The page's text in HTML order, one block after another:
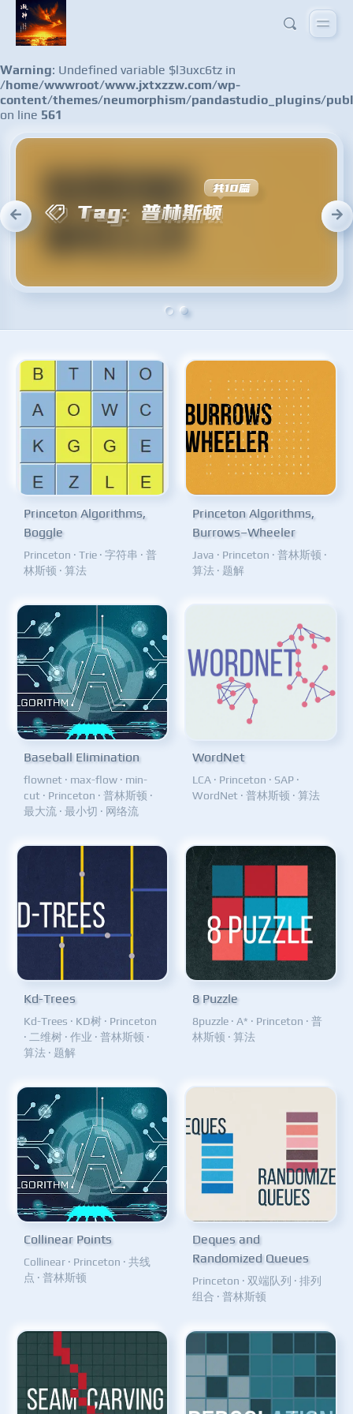
Warning: Undefined variable $l3uxc6tz in
/home/wwwroot/www.jxtxzzw.com/wp-
content/themes/neumorphism/pandastudio_plugins/
on line 561
Princeton Algorithms,
Boggle
Princeton · Trie · 字符串 · 普
林斯顿 · 算法
Princeton Algorithms,
Burrows–Wheeler
Java · Princeton · 普林斯顿 ·
算法 · 题解
Baseball Elimination
flownet · max-flow · min-
cut · Princeton · 普林斯顿 ·
最大流 · 最小切 · 网络流
WordNet
LCA · Princeton · SAP ·
WordNet · 普林斯顿 · 算法
Kd-Trees
Kd-Trees · KD树 · Princeton
· 二维树 · 作业 · 普林斯顿 ·
算法 · 题解
8 Puzzle
8puzzle · A* · Princeton · 普
林斯顿 · 算法
Collinear Points
Collinear · Princeton · 共线
点 · 普林斯顿
Deques and
Randomized Queues
Princeton · 双端队列 · 排列
组合 · 普林斯顿